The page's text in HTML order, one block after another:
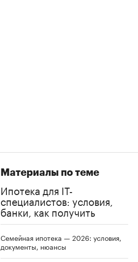
Материалы по теме
Ипотека для IT-
специалистов: условия,
банки, как получить
Семейная ипотека — 2026: условия,
документы, нюансы